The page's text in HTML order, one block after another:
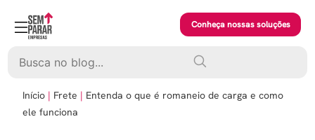
content
Conheça nossas soluções
Início Frete
Entenda o que é romaneio de carga e como
ele funciona